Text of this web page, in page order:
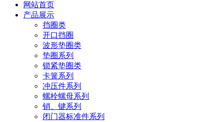
网站首页
产品展示
挡圈类
开口挡圈
波形垫圈类
垫圈系列
锁紧垫圈类
卡簧系列
冲压件系列
螺栓螺母系列
销、键系列
闭门器标准件系列